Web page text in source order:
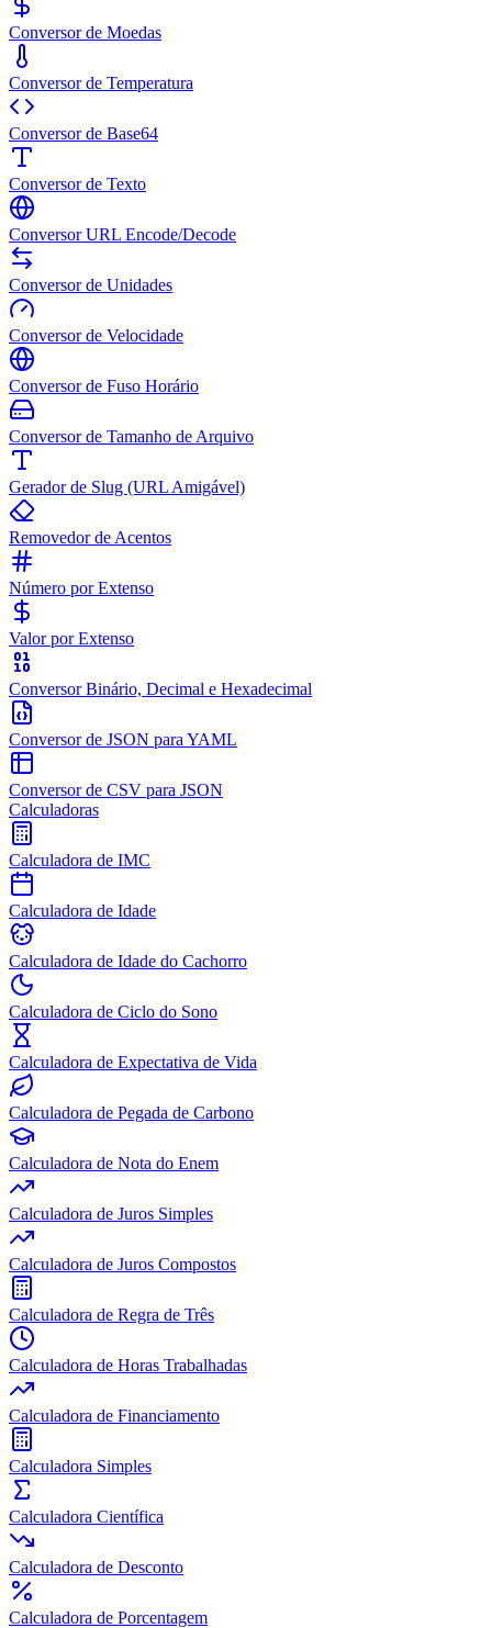
Conversor de Moedas
Conversor de Temperatura
Conversor de Base64
Conversor de Texto
Conversor URL Encode/Decode
Conversor de Unidades
Conversor de Velocidade
Conversor de Fuso Horário
Conversor de Tamanho de Arquivo
Gerador de Slug (URL Amigável)
Removedor de Acentos
Número por Extenso
Valor por Extenso
Conversor Binário, Decimal e Hexadecimal
Conversor de JSON para YAML
Conversor de CSV para JSON
Calculadoras
Calculadora de IMC
Calculadora de Idade
Calculadora de Idade do Cachorro
Calculadora de Ciclo do Sono
Calculadora de Expectativa de Vida
Calculadora de Pegada de Carbono
Calculadora de Nota do Enem
Calculadora de Juros Simples
Calculadora de Juros Compostos
Calculadora de Regra de Três
Calculadora de Horas Trabalhadas
Calculadora de Financiamento
Calculadora Simples
Calculadora Científica
Calculadora de Desconto
Calculadora de Porcentagem